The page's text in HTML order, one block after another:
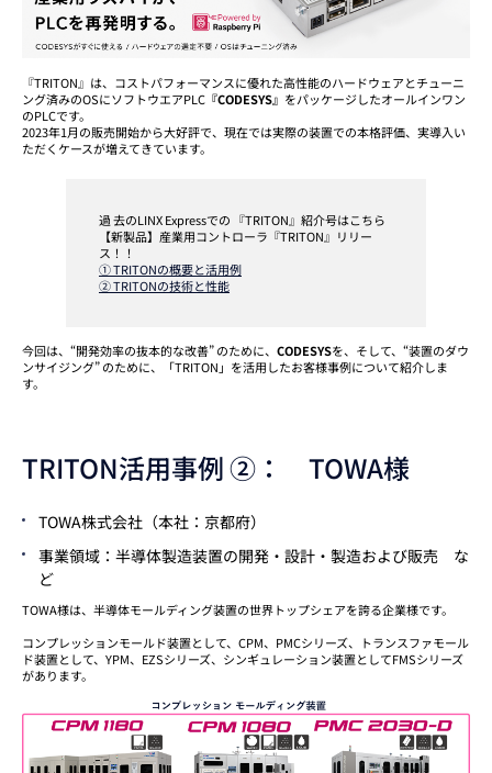
『TRITON』は、コストパフォーマンスに優れた高性能のハードウェアとチューニ
ング済みのOSにソフトウエアPLC 『CODESYS』 をパッケージしたオールインワン
のPLCです。
2023年1月の販売開始から大好評で、現在では実際の装置での本格評価、実導入い
ただくケースが増えてきています。
過 去のLINX Expressでの 『TRITON』紹介号はこちら
【新製品】産業用コントローラ『TRITON』リリー
ス！！
① TRITONの概要と活用例
② TRITONの技術と性能
今回は、“開発効率の抜本的な改善” のために、 CODESYSを、そして、“装置のダウ
ンサイジング” のために、「TRITON」を活用したお客様事例について紹介しま
す。
TRITON活用事例 ②： TOWA様
TOWA株式会社（本社：京都府）
事業領域：半導体製造装置の開発・設計・製造および販売 な
ど
TOWA様は、半導体モールディング装置の世界トップシェアを誇る企業様です。
コンプレッションモールド装置として、CPM、PMCシリーズ、トランスファモール
ド装置として、YPM、EZSシリーズ、シンギュレーション装置としてFMSシリーズ
があります。